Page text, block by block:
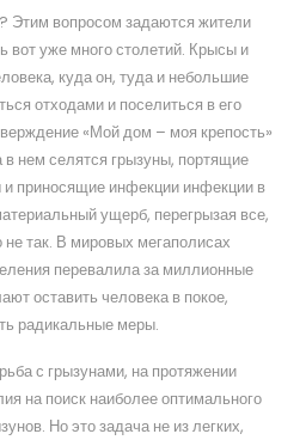
Этим вопросом задаются жители
вот уже много столетий. Крысы и
куда он, туда и небольшие
отходами и поселиться в его
«Мой дом – моя крепость»
нем селятся грызуны, портящие
приносящие инфекции инфекции в
ущерб, перегрызая все,
не так. В мировых мегаполисах
перевалила за миллионные
оставить человека в покое,
радикальные меры.
с грызунами, на протяжении
на поиск наиболее оптимального
Но это задача не из легких,